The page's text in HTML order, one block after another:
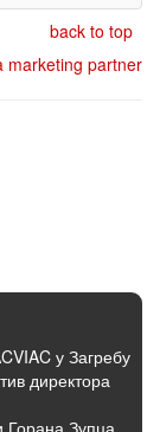
back to top
у Загребу
директора
Горана Зупца